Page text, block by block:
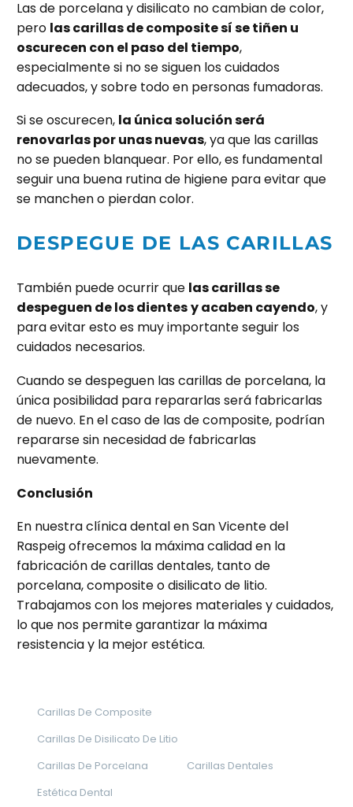
Las de porcelana y disilicato no cambian de color,
pero las carillas de composite sí se tiñen u
oscurecen con el paso del tiempo,
especialmente si no se siguen los cuidados
adecuados, y sobre todo en personas fumadoras.
Si se oscurecen, la única solución será
renovarlas por unas nuevas, ya que las carillas
no se pueden blanquear. Por ello, es fundamental
seguir una buena rutina de higiene para evitar que
se manchen o pierdan color.
DESPEGUE DE LAS CARILLAS
También puede ocurrir que las carillas se
despeguen de los dientesy acaben cayendo, y
para evitar esto es muy importante seguir los
cuidados necesarios.
Cuando se despeguen las carillas de porcelana, la
única posibilidad para repararlas será fabricarlas
de nuevo. En el caso de las de composite, podrían
repararse sin necesidad de fabricarlas
nuevamente.
Conclusión
En nuestra clínica dental en San Vicente del
Raspeig ofrecemos la máxima calidad en la
fabricación de carillas dentales, tanto de
porcelana, composite o disilicato de litio.
Trabajamos con los mejores materiales y cuidados,
lo que nos permite garantizar la máxima
resistencia y la mejor estética.
Carillas De Composite
Carillas De Disilicato De Litio
Carillas De Porcelana
Carillas Dentales
Estética Dental